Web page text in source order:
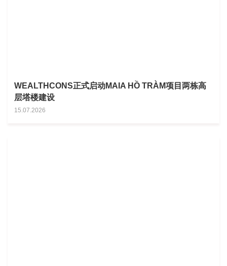
WEALTHCONS正式启动MAIA HỒ TRÀM项目两栋高
层塔楼建设
15.07.2026